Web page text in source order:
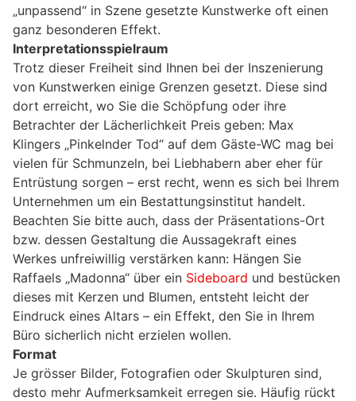
„unpassend“ in Szene gesetzte Kunstwerke oft einen
ganz besonderen Effekt.
Interpretationsspielraum
Trotz dieser Freiheit sind Ihnen bei der Inszenierung
von Kunstwerken einige Grenzen gesetzt. Diese sind
dort erreicht, wo Sie die Schöpfung oder ihre
Betrachter der Lächerlichkeit Preis geben: Max
Klingers „Pinkelnder Tod“ auf dem Gäste-WC mag bei
vielen für Schmunzeln, bei Liebhabern aber eher für
Entrüstung sorgen – erst recht, wenn es sich bei Ihrem
Unternehmen um ein Bestattungsinstitut handelt.
Beachten Sie bitte auch, dass der Präsentations-Ort
bzw. dessen Gestaltung die Aussagekraft eines
Werkes unfreiwillig verstärken kann: Hängen Sie
Raffaels „Madonna“ über ein Sideboard und bestücken
dieses mit Kerzen und Blumen, entsteht leicht der
Eindruck eines Altars – ein Effekt, den Sie in Ihrem
Büro sicherlich nicht erzielen wollen.
Format
Je grösser Bilder, Fotografien oder Skulpturen sind,
desto mehr Aufmerksamkeit erregen sie. Häufig rückt